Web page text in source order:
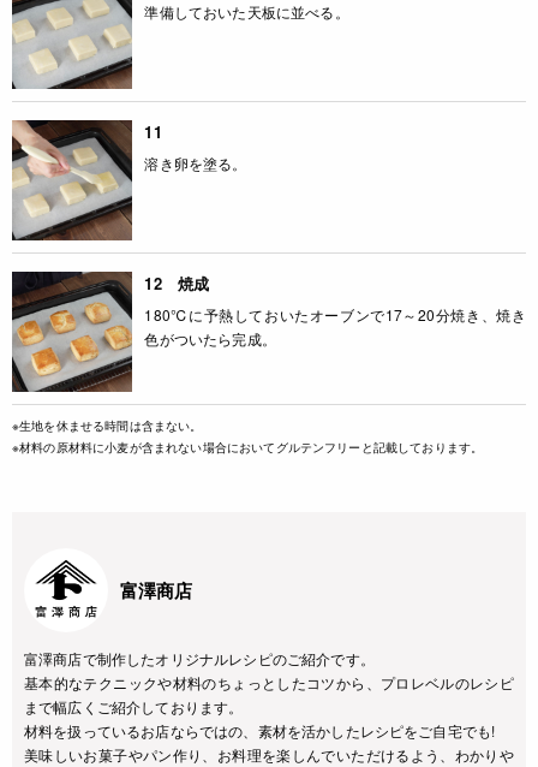
準備しておいた天板に並べる。
11
溶き卵を塗る。
12 焼成
180℃に予熱しておいたオーブンで17～20分焼き、焼き
色がついたら完成。
※生地を休ませる時間は含まない。
※材料の原材料に小麦が含まれない場合においてグルテンフリーと記載しております。
富澤商店
富澤商店で制作したオリジナルレシピのご紹介です。
基本的なテクニックや材料のちょっとしたコツから、プロレベルのレシピ
まで幅広くご紹介しております。
材料を扱っているお店ならではの、素材を活かしたレシピをご自宅でも!
美味しいお菓子やパン作り、お料理を楽しんでいただけるよう、わかりや